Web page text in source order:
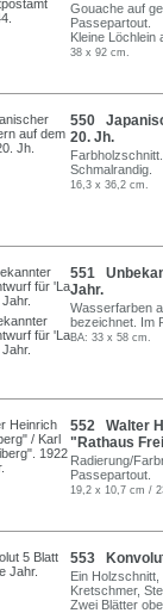
Gouache auf
Passepartout.
Kleine Löchlein
38 x 92 cm.
550
20. Jh.
Schmalrandig.
16,3 x 36,2 cm.
551
Jahr.
Wasserfarben
bezeichnet. Im
BA: 33 x 58 cm.
552 Walter
"Rathaus
Radierung/
Passepartout.
19,2 x 10,7 cm /
553
Ein
Kretschmer,
Zwei Blätter